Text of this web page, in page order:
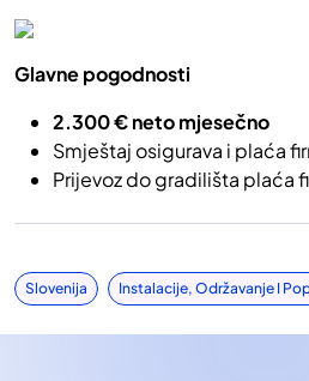
Glavne pogodnosti
2.300 € neto mjesečno
Smještaj osigurava i plaća
Prijevoz do gradilišta plaća
Slovenija Instalacije, Održavanje I